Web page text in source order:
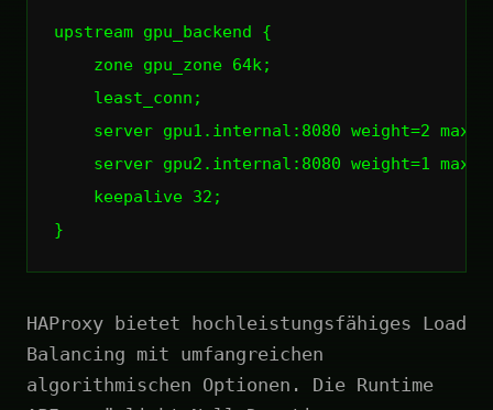
upstream gpu_backend
{
zone gpu_zone 64k;
least_conn ;
server gpu1.internal : 8080 weight=2
server gpu2.internal : 8080 weight=1
keepalive 32 ;
}
HAProxy bietet hochleistungsfähiges Load
Balancing mit umfangreichen
algorithmischen Optionen. Die Runtime